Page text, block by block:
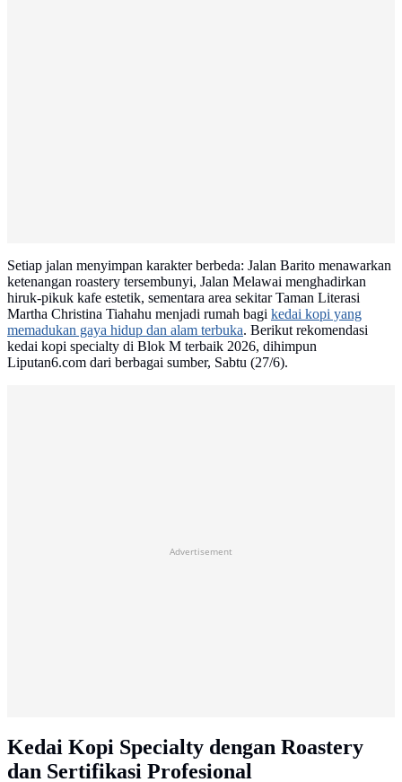
Setiap jalan menyimpan karakter berbeda: Jalan Barito menawarkan
ketenangan roastery tersembunyi, Jalan Melawai menghadirkan
hiruk-pikuk kafe estetik, sementara area sekitar Taman Literasi
Martha Christina Tiahahu menjadi rumah bagi kedai kopi yang
memadukan gaya hidup dan alam terbuka. Berikut rekomendasi
kedai kopi specialty di Blok M terbaik 2026, dihimpun
Liputan6.com dari berbagai sumber, Sabtu (27/6).
Advertisement
Kedai Kopi Specialty dengan Roastery
dan Sertifikasi Profesional